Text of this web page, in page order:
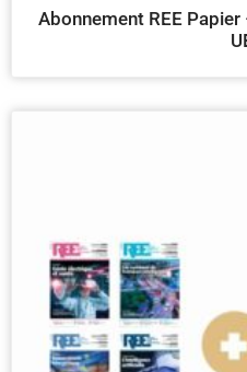
Abonnement REE